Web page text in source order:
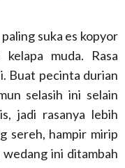
suka es kopyor
muda. Rasa
Buat pecinta durian
selasih ini selain
jadi rasanya lebih
sereh, hampir mirip
ini ditambah